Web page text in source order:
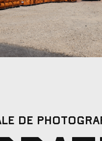
DE